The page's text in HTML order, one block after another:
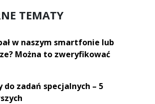
TEMATY
w naszym smartfonie lub
Można to zweryfikować
zadań specjalnych – 5